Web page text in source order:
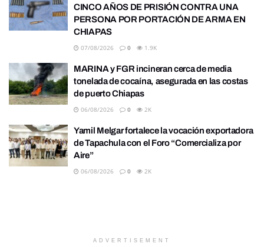
CINCO AÑOS DE PRISIÓN CONTRA UNA
PERSONA POR PORTACIÓN DE ARMA EN
CHIAPAS
07/08/2026 0 1.9K
MARINA y FGR incineran cerca de media
tonelada de cocaína, asegurada en las costas
de puerto Chiapas
06/08/2026 0 2K
Yamil Melgar fortalece la vocación exportadora
de Tapachula con el Foro “Comercializa por
Aire”
06/08/2026 0 2K
ADVERTISEMENT